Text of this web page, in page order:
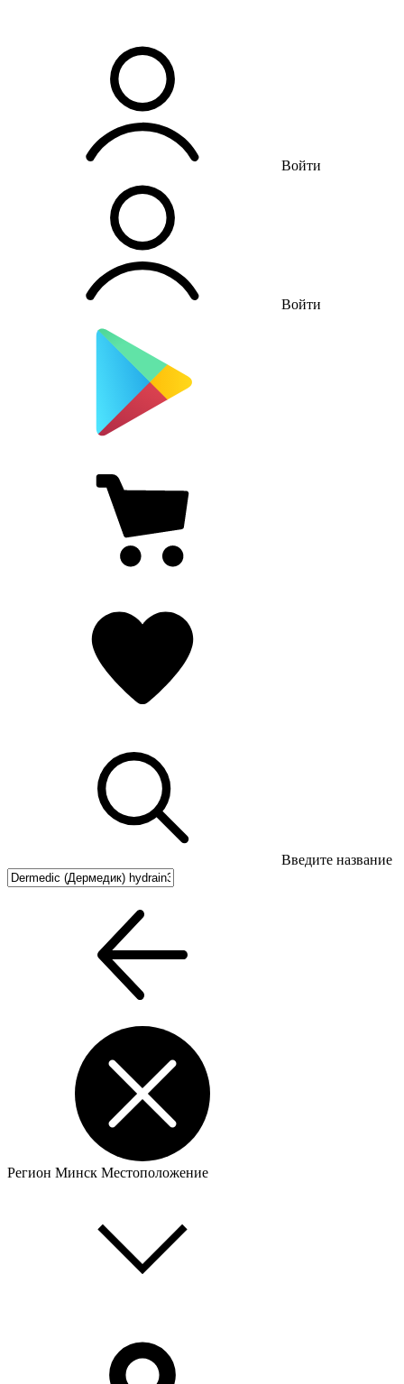
Войти
Войти
Введите название
Регион Минск Местоположение